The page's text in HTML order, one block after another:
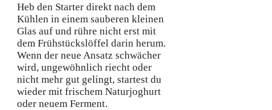
Heb den Starter direkt nach dem
Kühlen in einem sauberen kleinen
Glas auf und rühre nicht erst mit
dem Frühstückslöffel darin herum.
Wenn der neue Ansatz schwächer
wird, ungewöhnlich riecht oder
nicht mehr gut gelingt, startest du
wieder mit frischem Naturjoghurt
oder neuem Ferment.